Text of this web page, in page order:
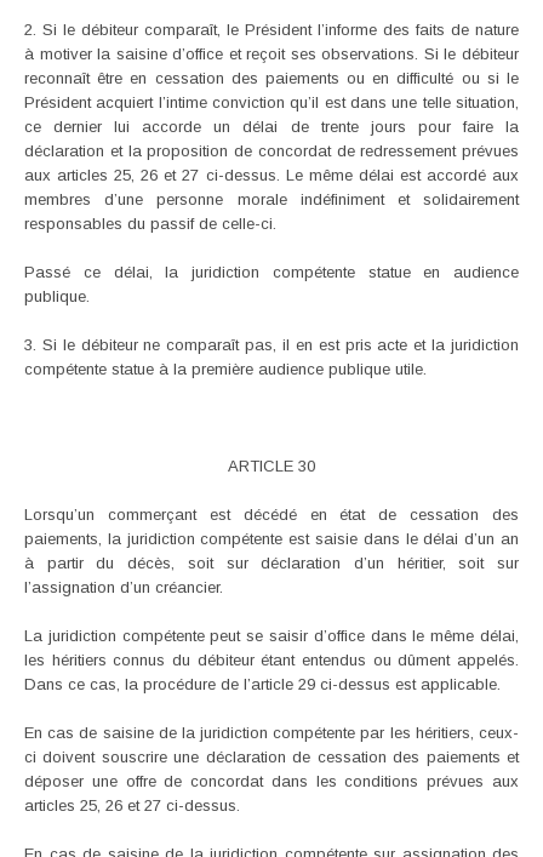
2. Si le débiteur comparaît, le Président l’informe des faits de nature
à motiver la saisine d’office et reçoit ses observations. Si le débiteur
reconnaît être en cessation des paiements ou en difficulté ou si le
Président acquiert l’intime conviction qu’il est dans une telle situation,
ce dernier lui accorde un délai de trente jours pour faire la
déclaration et la proposition de concordat de redressement prévues
aux articles 25, 26 et 27 ci-dessus. Le même délai est accordé aux
membres d’une personne morale indéfiniment et solidairement
responsables du passif de celle-ci.
Passé ce délai, la juridiction compétente statue en audience
publique.
3. Si le débiteur ne comparaît pas, il en est pris acte et la juridiction
compétente statue à la première audience publique utile.
ARTICLE 30
Lorsqu’un commerçant est décédé en état de cessation des
paiements, la juridiction compétente est saisie dans le délai d’un an
à partir du décès, soit sur déclaration d’un héritier, soit sur
l’assignation d’un créancier.
La juridiction compétente peut se saisir d’office dans le même délai,
les héritiers connus du débiteur étant entendus ou dûment appelés.
Dans ce cas, la procédure de l’article 29 ci-dessus est applicable.
En cas de saisine de la juridiction compétente par les héritiers, ceux-
ci doivent souscrire une déclaration de cessation des paiements et
déposer une offre de concordat dans les conditions prévues aux
articles 25, 26 et 27 ci-dessus.